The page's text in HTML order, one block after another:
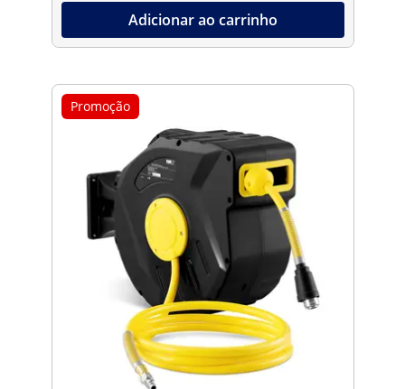
Adicionar ao carrinho
Promoção